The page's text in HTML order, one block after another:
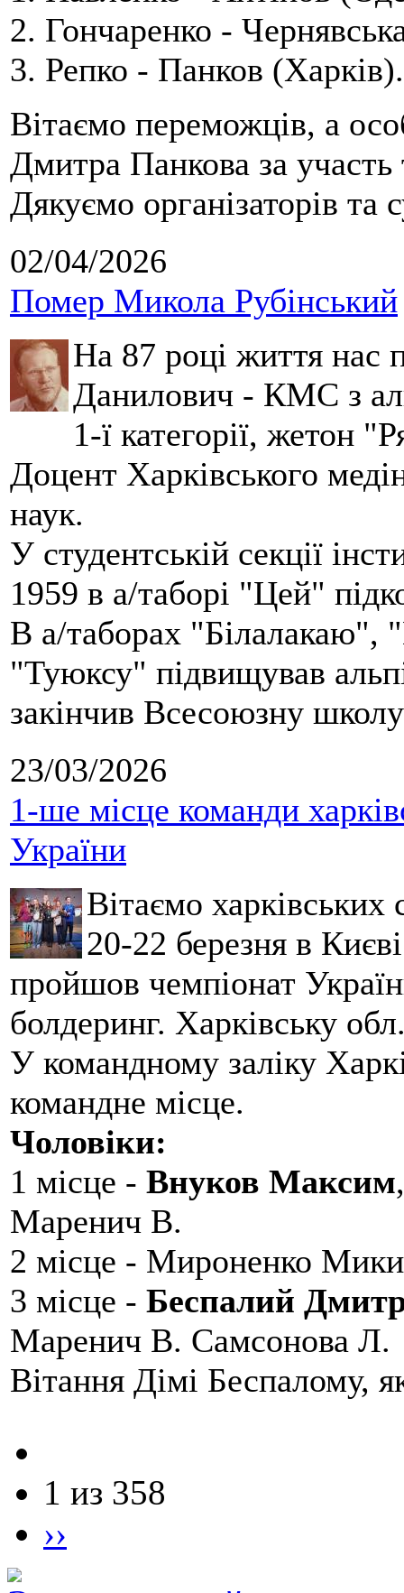
2. Гончаренко -
3. Репко - Панков (Харків).
Вітаємо переможців, а
Дмитра Панкова за
Дякуємо організаторів та
02/04/2026
Помер Микола Рубінський
На 87 році життя нас
Данилович - КМС з
1-ї категорії, жетон
Доцент Харківського
наук.
У студентській секції
1959 в а/таборі "Цей"
В а/таборах "Білалакаю",
"Туюксу" підвищував
закінчив Всесоюзну
23/03/2026
1-ше місце команди
України
Вітаємо
20-22 березня в
пройшов чемпіонат
болдеринг. Харківську
У командному заліку
командне місце.
Чоловіки:
1 місце - Внуков Максим
Маренич В.
2 місце - Мироненко
3 місце - Беспалий
Маренич В. Самсонова Л.
Вітання Дімі Беспалому,
1 из 358
››